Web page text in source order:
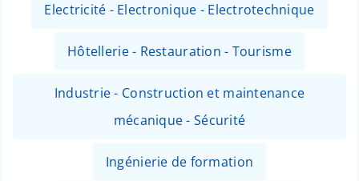
Electricité - Electronique - Electrotechnique
Hôtellerie - Restauration - Tourisme
Industrie - Construction et maintenance
mécanique - Sécurité
Ingénierie de formation